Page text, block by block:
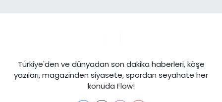
Türkiye'den ve dünyadan son dakika haberleri, köşe
yazıları, magazinden siyasete, spordan seyahate her
konuda Flow!